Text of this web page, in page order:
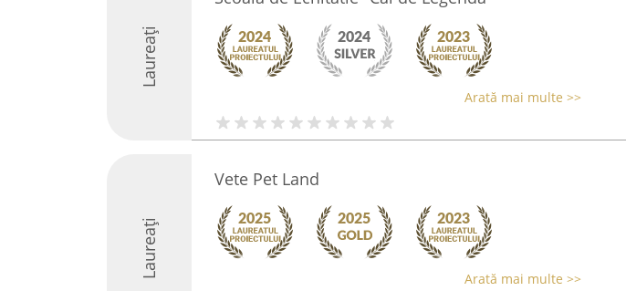
Laureați
Arată mai multe >>
Laureați
Vete Pet Land
Arată mai multe >>